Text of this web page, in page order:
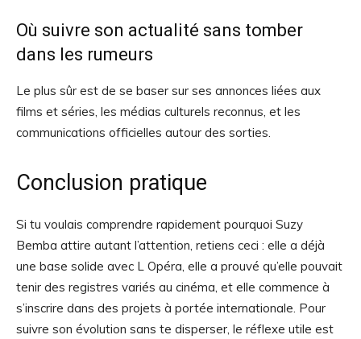
Où suivre son actualité sans tomber
dans les rumeurs
Le plus sûr est de se baser sur ses annonces liées aux
films et séries, les médias culturels reconnus, et les
communications officielles autour des sorties.
Conclusion pratique
Si tu voulais comprendre rapidement pourquoi Suzy
Bemba attire autant l’attention, retiens ceci : elle a déjà
une base solide avec L Opéra, elle a prouvé qu’elle pouvait
tenir des registres variés au cinéma, et elle commence à
s’inscrire dans des projets à portée internationale. Pour
suivre son évolution sans te disperser, le réflexe utile est